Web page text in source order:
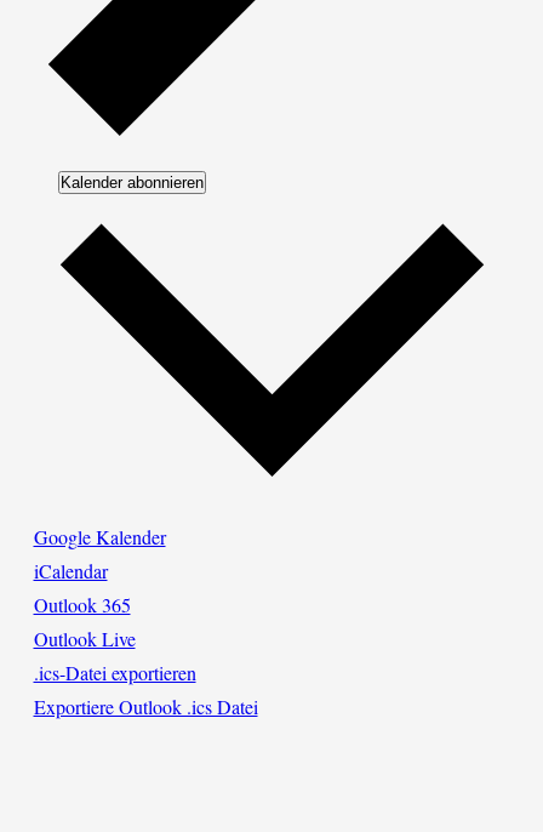
Kalender abonnieren
Google Kalender
iCalendar
Outlook 365
Outlook Live
.ics-Datei exportieren
Exportiere Outlook .ics Datei